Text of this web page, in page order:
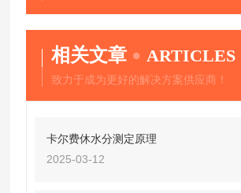
相关文章 ARTICLES
致力于成为更好的解决方案供应商！
卡尔费休水分测定原理
2025-03-12